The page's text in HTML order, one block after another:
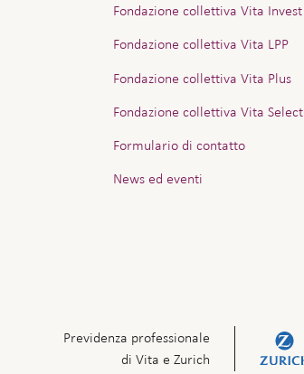
Fondazione collettiva Vita Invest
Fondazione collettiva Vita LPP
Fondazione collettiva Vita Plus
Fondazione collettiva Vita Select
Formulario di contatto
News ed eventi
Previdenza professionale
di Vita e Zurich